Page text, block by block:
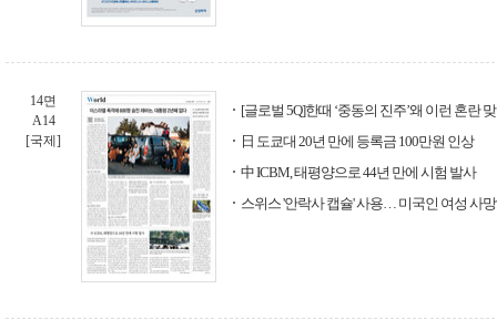
14면
A14
[국제]
[글로벌 5Q]한때 ‘중동의 진주’왜 이런 혼란
日 도쿄대 20년 만에 등록금 100만원 인상
中 ICBM, 태평양으로 44년 만에 시험 발사
스위스 '안락사 캡슐' 사용… 미국인 여성 사